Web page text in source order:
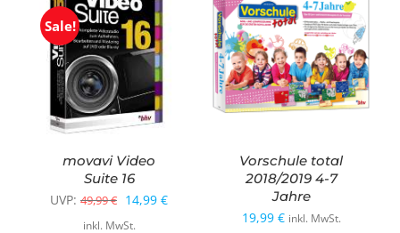
Sale!
movavi Video
Suite 16
UVP: 49,99€ Ursprünglicher
Preis
14,99 €Aktueller
inkl. MwSt.
Vorschule total
2018/2019 4-7
Jahre
19,99 € inkl. MwSt.